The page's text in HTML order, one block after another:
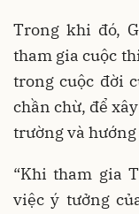
Trong khi đó,
tham gia cuộc
trong cuộc đời
chần chừ, để
trường và
“Khi tham gia
việc ý tưởng